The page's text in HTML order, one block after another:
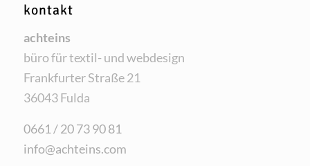
kontakt
acht­eins
büro für tex­til- und webdesign
Frank­fur­ter Stra­ße 21
36043 Fulda
0661 / 20 73 90 81
info@achteins.com